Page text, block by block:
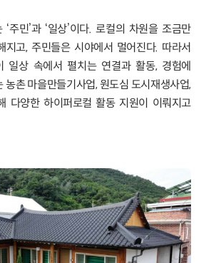
주민’과 ‘일상’이다. 로컬의 차원을 조금만
지고, 주민들은 시야에서 멀어진다. 따라서
일상 속에서 펼치는 연결과 활동, 경험에
농촌 마을만들기사업, 원도심 도시재생사업,
다양한 하이퍼로컬 활동 지원이 이뤄지고